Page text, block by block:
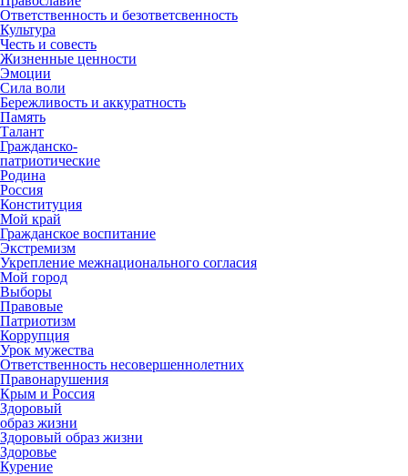
Ответственность и безответсвенность
Культура
Честь и совесть
Жизненные ценности
Эмоции
Сила воли
Бережливость и аккуратность
Память
Талант
Гражданско-
патриотические
Родина
Россия
Конституция
Мой край
Гражданское воспитание
Экстремизм
Укрепление межнационального согласия
Мой город
Выборы
Правовые
Патриотизм
Коррупция
Урок мужества
Ответственность несовершеннолетних
Правонарушения
Крым и Россия
Здоровый
образ жизни
Здоровый образ жизни
Здоровье
Курение